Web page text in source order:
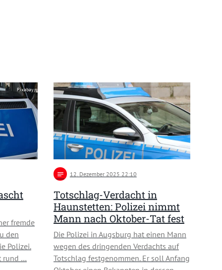
Pixabay
fremde
den
Polizei.
rund …
notes 12 . Dezember 2025 22:10
Totschlag-Verdacht in
Haunstetten: Polizei nimmt
Mann nach Oktober-Tat fest
Die Polizei in Augsburg hat einen Mann
wegen des dringenden Verdachts auf
Totschlag festgenommen. Er soll Anfang